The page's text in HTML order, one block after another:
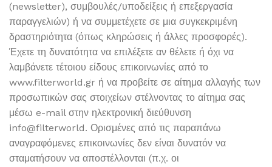
(newsletter), συμβουλές/υποδείξεις ή επεξεργασία
παραγγελιών) ή να συμμετέχετε σε μια συγκεκριμένη
δραστηριότητα (όπως κληρώσεις ή άλλες προσφορές).
Έχετε τη δυνατότητα να επιλέξετε αν θέλετε ή όχι να
λαμβάνετε τέτοιου είδους επικοινωνίες από το
www.filterworld.gr ή να προβείτε σε αίτημα αλλαγής των
προσωπικών σας στοιχείων στέλνοντας το αίτημα σας
μέσω e-mail στην ηλεκτρονική διεύθυνση
info@filterworld. Ορισμένες από τις παραπάνω
αναγραφόμενες επικοινωνίες δεν είναι δυνατόν να
σταματήσουν να αποστέλλονται (π.χ. οι